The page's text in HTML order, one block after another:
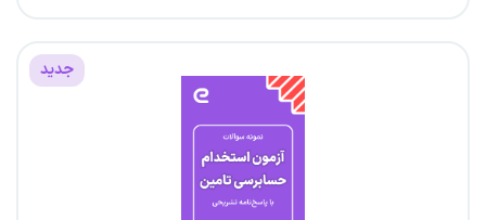
جدید